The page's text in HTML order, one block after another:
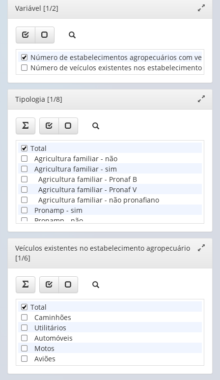
estabeleciment...
valor):
Unidade
Territorial
(1)
Grupos
área
de
lavoura
(1)
área
total
(1)
Editor
janela
Variável [1/2]
Número de estabelecimentos agropecuários com
Número de veículos existentes nos estabelecimentos
Editor
janela
Tipologia [1/8]
Total
Agricultura familiar - não
Agricultura familiar - sim
Agricultura familiar - Pronaf B
Agricultura familiar - Pronaf V
Agricultura familiar - não pronafiano
Pronamp - sim
Pronamp - não
Editor
Veículos existentes no estabelecimento agropecuário
[1/6]
Total
Caminhões
Utilitários
Automóveis
Motos
Aviões